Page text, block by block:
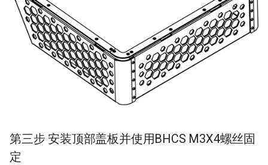
第三步 安装顶部盖板并使用BHCS M3X4螺丝固
定